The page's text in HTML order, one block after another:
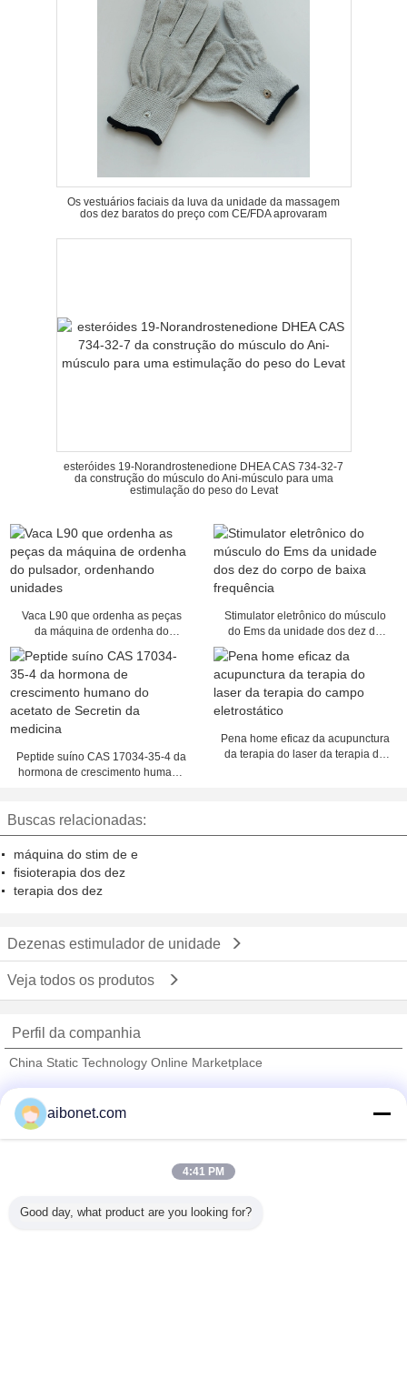
Os vestuários faciais da luva da unidade da massagem
dos dez baratos do preço com CE/FDA aprovaram
esteróides 19-Norandrostenedione DHEA CAS 734-32-7
da construção do músculo do Ani-músculo para uma
estimulação do peso do Levat
Vaca L90 que ordenha as peças
da máquina de ordenha do
pulsador, ordenhando unidades
Stimulator eletrônico do músculo
do Ems da unidade dos dez do
Peptide suíno CAS 17034-35-4 da
hormona de crescimento humano
Pena home eficaz da acupunctura
da terapia do laser da terapia do
Buscas relacionadas:
máquina do stim de e
fisioterapia dos dez
terapia dos dez
Dezenas estimulador de unidade
Veja todos os produtos
Perfil da companhia
China Static Technology Online Marketplace
Trust Seal
Todos os Produtos
aibonet.com
4:41 PM
Good day, what product are you looking for?